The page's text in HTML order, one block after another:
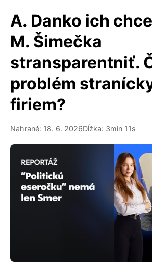
A. Danko ich
M. Šimečka
stransparentniť.
problém
firiem?
Nahrané: 18. 6. 2026Dĺžka: 3min 11s